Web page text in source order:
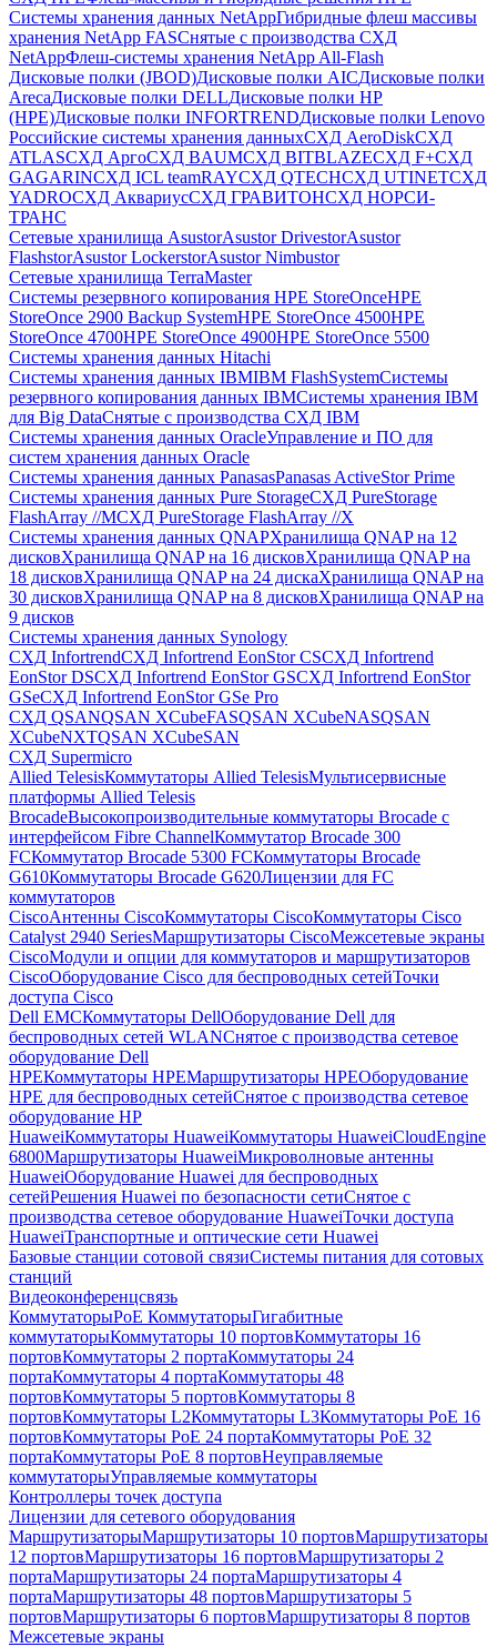
Cистемы хранения данных NetAppГибридные флеш массивы
хранения NetApp FASСнятые с производства СХД
NetAppФлеш-системы хранения NetApp All-Flash
Дисковые полки (JBOD)Дисковые полки AICДисковые полки
ArecaДисковые полки DELLДисковые полки HP
(HPE)Дисковые полки INFORTRENDДисковые полки Lenovo
Российские системы хранения данныхСХД AeroDiskСХД
ATLASСХД AргоСХД BAUMСХД BITBLAZEСХД F+СХД
GAGARINСХД ICL teamRAYСХД QTECHСХД UTINETСХД
YADROСХД АквариусСХД ГРАВИТОНСХД НОРСИ-
ТРАНС
Сетевые хранилища AsustorAsustor DrivestorAsustor
FlashstorAsustor LockerstorAsustor Nimbustor
Сетевые хранилища TerraMaster
Системы резервного копирования HPE StoreOnceHPE
StoreOnce 2900 Backup SystemHPE StoreOnce 4500HPE
StoreOnce 4700HPE StoreOnce 4900HPE StoreOnce 5500
Системы хранения данных Hitachi
Системы хранения данных IBMIBM FlashSystemСистемы
резервного копирования данных IBMСистемы хранения IBM
для Big DataСнятые с производства СХД IBM
Системы хранения данных OracleУправление и ПО для
систем хранения данных Oracle
Системы хранения данных PanasasPanasas ActiveStor Prime
Системы хранения данных Pure StorageСХД PureStorage
FlashArray //MСХД PureStorage FlashArray //X
Системы хранения данных QNAPХранилища QNAP на 12
дисковХранилища QNAP на 16 дисковХранилища QNAP на
18 дисковХранилища QNAP на 24 дискаХранилища QNAP на
30 дисковХранилища QNAP на 8 дисковХранилища QNAP на
9 дисков
Системы хранения данных Synology
СХД InfortrendСХД Infortrend EonStor CSСХД Infortrend
EonStor DSСХД Infortrend EonStor GSСХД Infortrend EonStor
GSeСХД Infortrend EonStor GSe Pro
СХД QSANQSAN XCubeFASQSAN XCubeNASQSAN
XCubeNXTQSAN XCubeSAN
СХД Supermicro
Allied TelesisКоммутаторы Allied TelesisМультисервисные
платформы Allied Telesis
BrocadeВысокопроизводительные коммутаторы Brocade с
интерфейсом Fibre ChannelКоммутатор Brocade 300
FCКоммутатор Brocade 5300 FCКоммутаторы Brocade
G610Коммутаторы Brocade G620Лицензии для FC
коммутаторов
CiscoАнтенны CiscoКоммутаторы CiscoКоммутаторы Cisco
Catalyst 2940 SeriesМаршрутизаторы CiscoМежсетевые экраны
CiscoМодули и опции для коммутаторов и маршрутизаторов
CiscoОборудование Cisco для беспроводных сетейТочки
доступа Cisco
Dell EMCКоммутаторы DellОборудование Dell для
беспроводных сетей WLANСнятое с производства сетевое
оборудование Dell
HPEКоммутаторы HPEМаршрутизаторы HPEОборудование
HPE для беспроводных сетейСнятое с производства сетевое
оборудование HP
HuaweiКоммутаторы HuaweiКоммутаторы HuaweiCloudEngine
6800Маршрутизаторы HuaweiМикроволновые антенны
HuaweiОборудование Huawei для беспроводных
сетейРешения Huawei по безопасности сетиСнятое с
производства сетевое оборудование HuaweiТочки доступа
HuaweiТранспортные и оптические сети Huawei
Базовые станции сотовой связиСистемы питания для сотовых
станций
Видеоконференцсвязь
КоммутаторыPoE КоммутаторыГигабитные
коммутаторыКоммутаторы 10 портовКоммутаторы 16
портовКоммутаторы 2 портаКоммутаторы 24
портаКоммутаторы 4 портаКоммутаторы 48
портовКоммутаторы 5 портовКоммутаторы 8
портовКоммутаторы L2Коммутаторы L3Коммутаторы PoE 16
портовКоммутаторы PoE 24 портаКоммутаторы PoE 32
портаКоммутаторы PoE 8 портовНеуправляемые
коммутаторыУправляемые коммутаторы
Контроллеры точек доступа
Лицензии для сетевого оборудования
МаршрутизаторыМаршрутизаторы 10 портовМаршрутизаторы
12 портовМаршрутизаторы 16 портовМаршрутизаторы 2
портаМаршрутизаторы 24 портаМаршрутизаторы 4
портаМаршрутизаторы 48 портовМаршрутизаторы 5
портовМаршрутизаторы 6 портовМаршрутизаторы 8 портов
Межсетевые экраны